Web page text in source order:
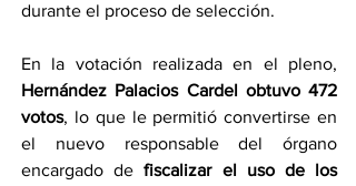
durante el proceso de selección.
Hernández Palacios Cardel obtuvo 472
votos, lo que le permitió convertirse en
el nuevo responsable del órgano
encargado de fiscalizar el uso de los